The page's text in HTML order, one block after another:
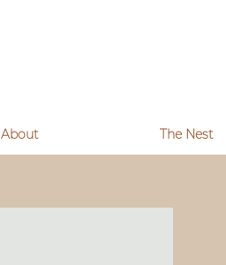
About The Nest